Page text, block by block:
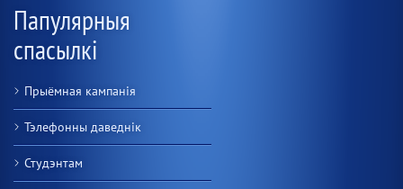
Папулярныя
спасылкі
Прыёмная кампанія
Тэлефонны даведнік
Студэнтам